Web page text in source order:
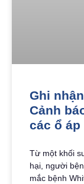
Ghi
Cảnh
các ổ
Từ một khối
hại, người
mắc bệnh